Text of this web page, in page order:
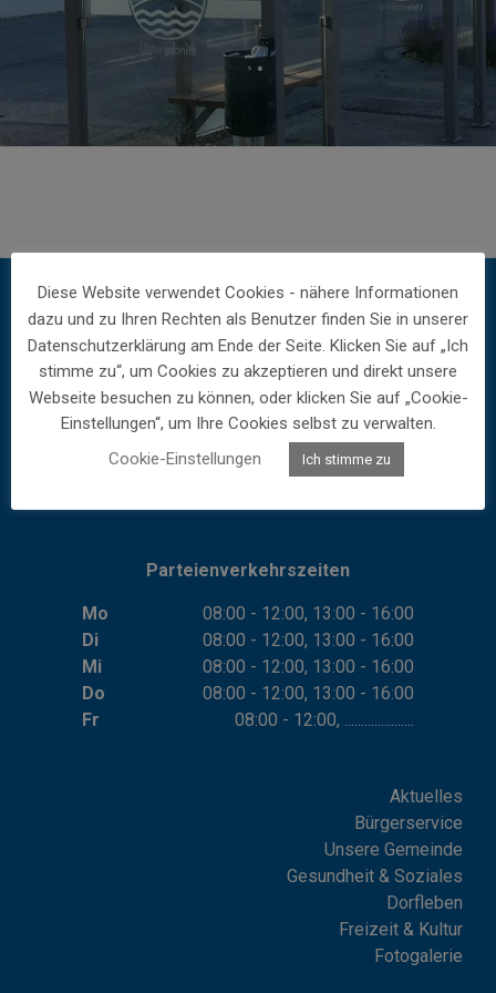
Gemeinde Unterrabnitz-Schwendgraben
Hauptstraße 54
A-7371 Unterrabnitz
+43 2616 8877
Parteienverkehrszeiten
Mo
08:00 - 12:00, 13:00 - 16:00
Di
08:00 - 12:00, 13:00 - 16:00
Mi
08:00 - 12:00, 13:00 - 16:00
Do
08:00 - 12:00, 13:00 - 16:00
Fr
08:00 - 12:00, .....................
Aktuelles
Bürgerservice
Unsere Gemeinde
Gesundheit & Soziales
Dorfleben
Freizeit & Kultur
Fotogalerie
Diese Website verwendet Cookies - nähere Informationen
dazu und zu Ihren Rechten als Benutzer finden Sie in unserer
Datenschutzerklärung am Ende der Seite. Klicken Sie auf „Ich
stimme zu“, um Cookies zu akzeptieren und direkt unsere
Webseite besuchen zu können, oder klicken Sie auf „Cookie-
Einstellungen“, um Ihre Cookies selbst zu verwalten.
Cookie-Einstellungen
Ich stimme zu